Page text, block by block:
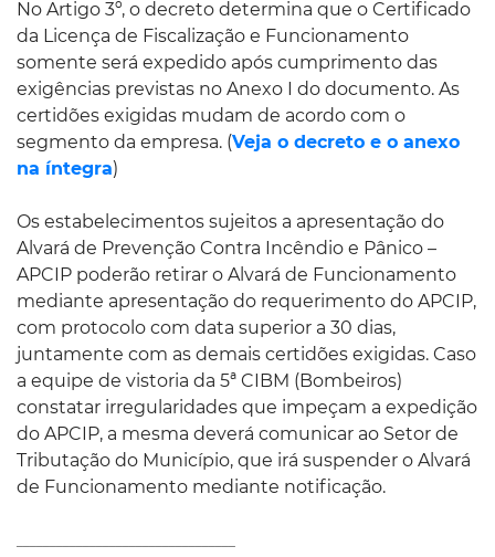
No Artigo 3º, o decreto determina que o Certificado
da Licença de Fiscalização e Funcionamento
somente será expedido após cumprimento das
exigências previstas no Anexo I do documento. As
certidões exigidas mudam de acordo com o
segmento da empresa. (Veja o decreto e o anexo
na íntegra)
Os estabelecimentos sujeitos a apresentação do
Alvará de Prevenção Contra Incêndio e Pânico –
APCIP poderão retirar o Alvará de Funcionamento
mediante apresentação do requerimento do APCIP,
com protocolo com data superior a 30 dias,
juntamente com as demais certidões exigidas. Caso
a equipe de vistoria da 5ª CIBM (Bombeiros)
constatar irregularidades que impeçam a expedição
do APCIP, a mesma deverá comunicar ao Setor de
Tributação do Município, que irá suspender o Alvará
de Funcionamento mediante notificação.